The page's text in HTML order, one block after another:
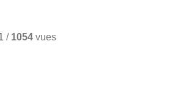
/ 1054 vues